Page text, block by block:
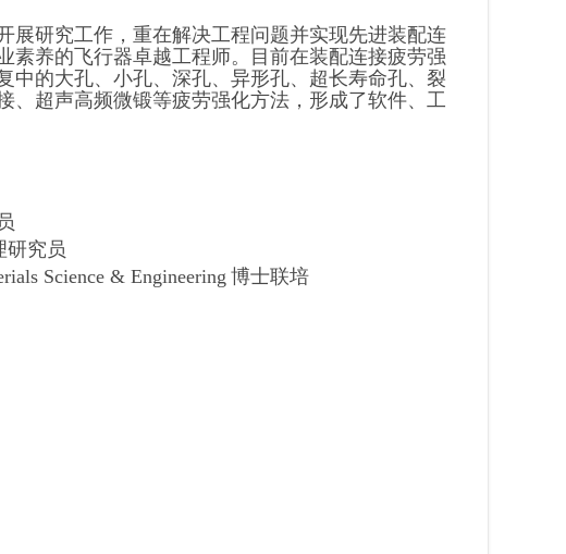
展研究工作，重在解决工程问题并实现先进装配连
素养的飞行器卓越工程师。目前在装配连接疲劳强
中的大孔、小孔、深孔、异形孔、超长寿命孔、裂
、超声高频微锻等疲劳强化方法，形成了软件、工
研究员
Science & Engineering 博士联培